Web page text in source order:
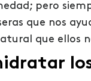
pero
que nos
que ellos